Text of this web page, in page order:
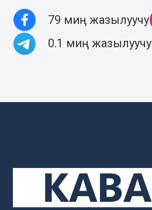
79 миң жазылуучу
0.1 миң жазылуучу